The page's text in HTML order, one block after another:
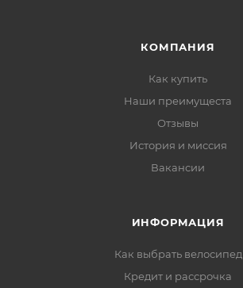
КОМПАНИЯ
Как купить
Наши преимущеста
Отзывы
История и миссия
Вакансии
ИНФОРМАЦИЯ
Как выбрать велосипед
Кредит и рассрочка